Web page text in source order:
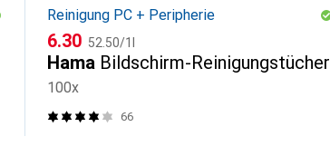
Reinigung PC + Peripherie
CHF
6.30 CHF
52.50/1l
Hama Bildschirm-Reinigungstücher
100x
66